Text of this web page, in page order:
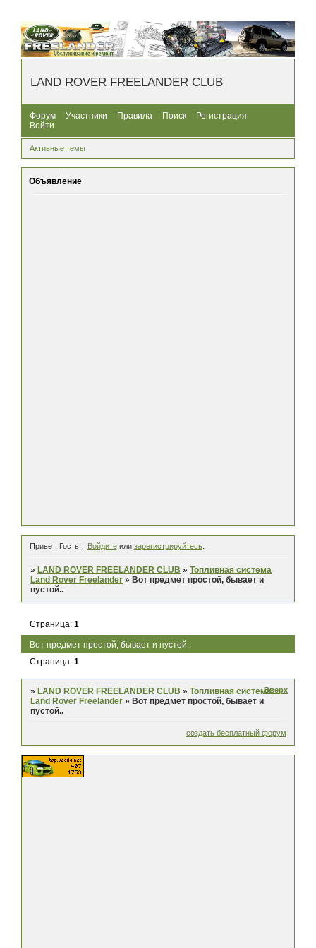
LAND ROVER FREELANDER CLUB
Форум Участники Правила Поиск
Регистрация
Войти
Активные темы
Объявление
Привет, Гость! Войдитеили зарегистрируйтесь.
» LAND ROVER FREELANDER CLUB »Топливная система
Land Rover Freelander » Вот предмет простой, бывает и
пустой..
Вот предмет простой, бывает и пустой..
Страница:1
Страница:1
»LAND ROVER FREELANDER CLUB »Топливная система
Land Rover Freelander »Вот предмет простой, бывает и
пустой..
Вверх
создать бесплатный форум